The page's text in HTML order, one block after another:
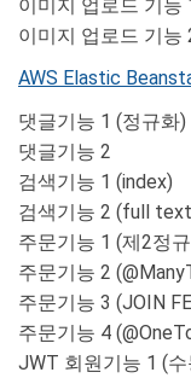
이미지 업로드 기능
이미지 업로드 기능
AWS Elastic
댓글기능 1 (정규화)
댓글기능 2
검색기능 1 (index)
검색기능 2 (full
주문기능 1 (제2정
주문기능 2
주문기능 3 (JOIN
주문기능 4
JWT 회원기능 1 (